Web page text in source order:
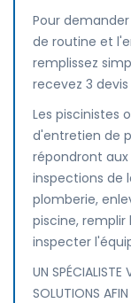
Pour
de routine et
remplissez
recevez 3
Les piscinistes
d'entretien de
répondront
inspections de
plomberie,
piscine, remplir
inspecter
UN SPÉCIALISTE
SOLUTIONS